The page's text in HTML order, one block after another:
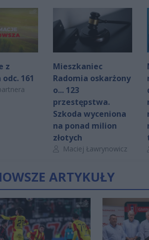
z
161
Mieszkaniec
Radomia oskarżony
o... 123
przestępstwa.
Szkoda wyceniona
na ponad milion
złotych
Autor artykułu:
Maciej Ławrynowicz
ARTYKUŁY